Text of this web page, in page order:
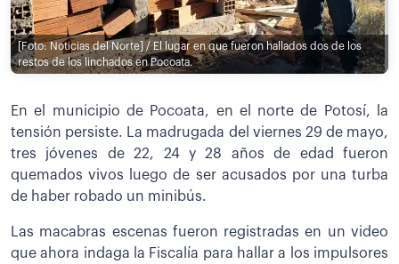
[Foto: Noticias del Norte] / El lugar en que fueron hallados dos de los
restos de los linchados en Pocoata.
En el municipio de Pocoata, en el norte de Potosí, la
tensión persiste. La madrugada del viernes 29 de mayo,
tres jóvenes de 22, 24 y 28 años de edad fueron
quemados vivos luego de ser acusados por una turba
de haber robado un minibús.
Las macabras escenas fueron registradas en un video
que ahora indaga la Fiscalía para hallar a los impulsores